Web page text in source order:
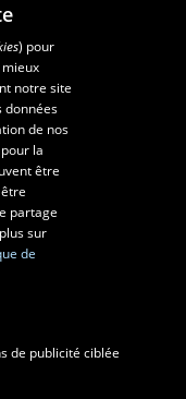
et de développement
) pour
notre site
données
de nos
la
être
partage
sur
de
de publicité ciblée